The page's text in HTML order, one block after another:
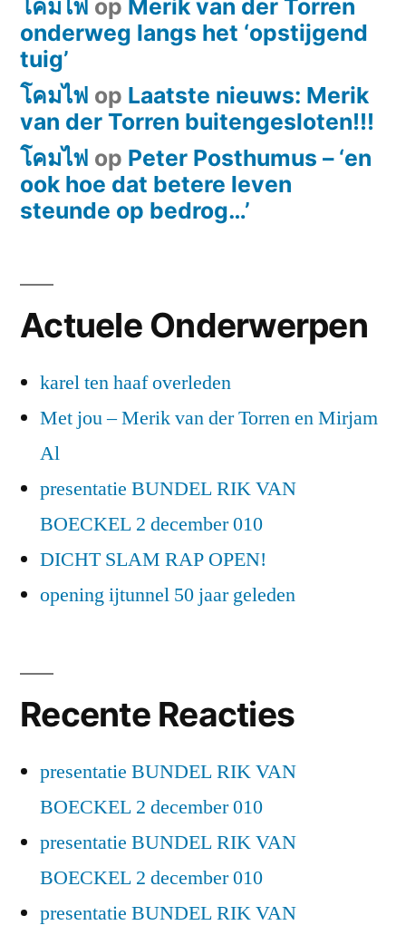
โคมไฟ op Merik van der Torren
onderweg langs het ‘opstijgend
tuig’
โคมไฟ op Laatste nieuws: Merik
van der Torren buitengesloten!!!
โคมไฟ op Peter Posthumus – ‘en
ook hoe dat betere leven
steunde op bedrog…’
Actuele Onderwerpen
karel ten haaf overleden
Met jou – Merik van der Torren en Mirjam
Al
presentatie BUNDEL RIK VAN
BOECKEL 2 december 010
DICHT SLAM RAP OPEN!
opening ijtunnel 50 jaar geleden
Recente Reacties
presentatie BUNDEL RIK VAN
BOECKEL 2 december 010
presentatie BUNDEL RIK VAN
BOECKEL 2 december 010
presentatie BUNDEL RIK VAN